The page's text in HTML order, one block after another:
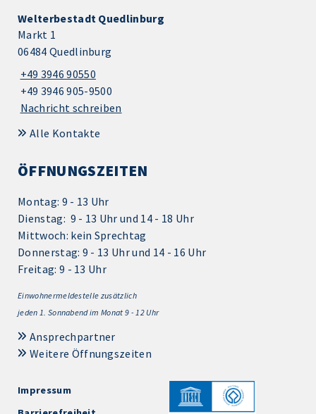
Welterbestadt Quedlinburg
Markt 1
06484 Quedlinburg
+49 3946 90550
+49 3946 905-9500
Nachricht schreiben
Alle Kontakte
ÖFFNUNGSZEITEN
Montag: 9 - 13 Uhr
Dienstag: 9 - 13 Uhr und 14 - 18 Uhr
Mittwoch: kein Sprechtag
Donnerstag: 9 - 13 Uhr und 14 - 16 Uhr
Freitag: 9 - 13 Uhr
Einwohnermeldestelle zusätzlich
jeden 1. Sonnabend im Monat 9 - 12 Uhr
Ansprechpartner
Weitere Öffnungszeiten
Impressum